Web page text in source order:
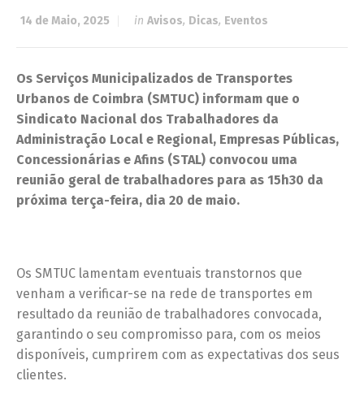
14 de Maio, 2025 in Avisos, Dicas, Eventos
Os Serviços Municipalizados de Transportes
Urbanos de Coimbra (SMTUC) informam que o
Sindicato Nacional dos Trabalhadores da
Administração Local e Regional, Empresas Públicas,
Concessionárias e Afins (STAL) convocou uma
reunião geral de trabalhadores para as 15h30 da
próxima terça-feira, dia 20 de maio.
Os SMTUC lamentam eventuais transtornos que
venham a verificar-se na rede de transportes em
resultado da reunião de trabalhadores convocada,
garantindo o seu compromisso para, com os meios
disponíveis, cumprirem com as expectativas dos seus
clientes.